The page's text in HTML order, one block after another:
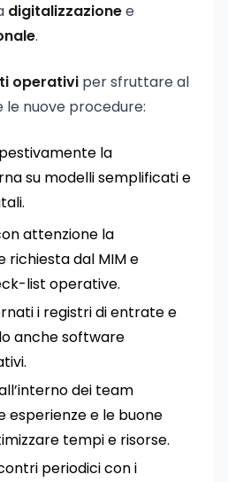
digitalizzazionee
.
operativi per sfruttare al
nuove procedure:
la
su modelli semplificati e
attenzione la
richiesta dal MIM e
list operative.
i registri di entrate e
anche software
dei team
esperienze e le buone
tempi e risorse.
periodici con i